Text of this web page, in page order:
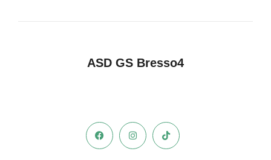
ASD GS Bresso4